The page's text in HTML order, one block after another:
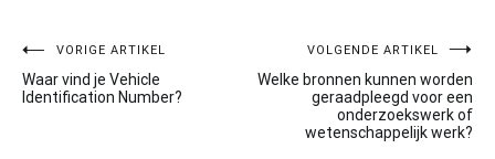
Bericht
navigatie
VORIGE ARTIKEL
Waar vind je Vehicle
Identification Number?
VOLGENDE ARTIKEL
Welke bronnen kunnen worden
geraadpleegd voor een
onderzoekswerk of
wetenschappelijk werk?